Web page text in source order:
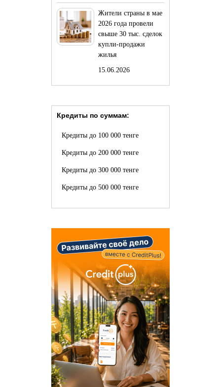
Жители страны в мае
2026 года провели
свыше 30 тыс. сделок
купли-продажи
жилья
15.06.2026
Кредиты по суммам:
Кредиты до 100 000 тенге
Кредиты до 200 000 тенге
Кредиты до 300 000 тенге
Кредиты до 500 000 тенге